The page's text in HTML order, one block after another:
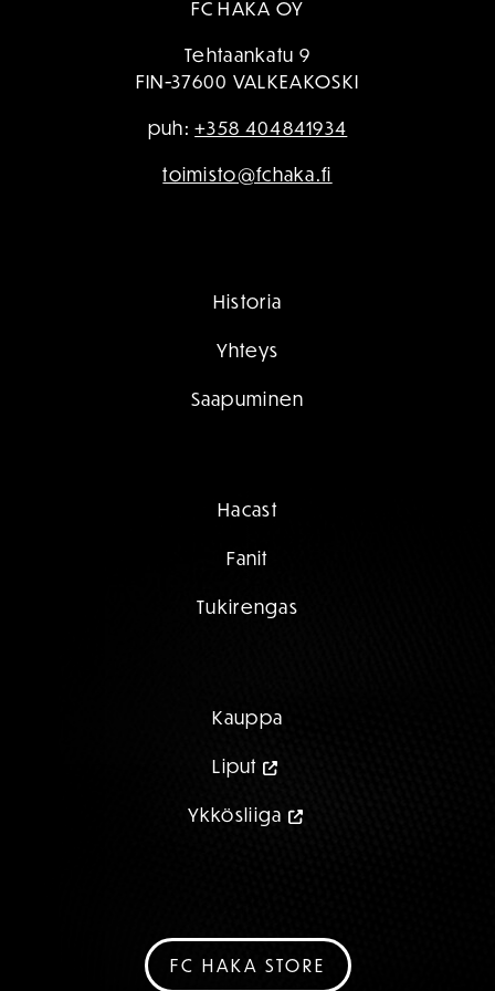
FC HAKA OY
FIN-37600 VALKEAKOSKI
puh:+358 404841934
Historia
Yhteys
Hacast
Fanit
Kauppa
Liput